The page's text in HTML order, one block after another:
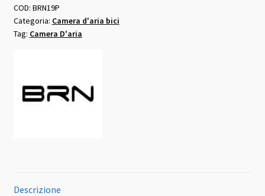
valvola
francese
48
COD: BRN19P
Categoria: Camera d'aria bici
Tag: Camera D'aria
Descrizione